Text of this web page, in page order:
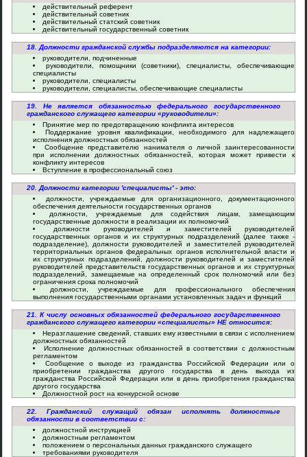
действительный референт
действительный советник
действительный статский советник
действительный государственный советник
18. Должности гражданской службы подразделяются на категории:
руководители, подчиненные
руководители, помощники (советники), специалисты, обеспечивающие
специалисты
руководители, специалисты
руководители, специалисты, обеспечивающие специалисты
19. Не является обязанностью федерального государственного
гражданского служащего категории «руководители»:
Принятие мер по предотвращению конфликта интересов
Поддержание уровня квалификации, необходимого для надлежащего
исполнения должностных обязанностей
Сообщение представителю нанимателя о личной заинтересованности
при исполнении должностных обязанностей, которая может привести к
конфликту интересов
Вступление в профессиональный союз
20. Должности категории 'специалисты' - это:
должности, учреждаемые для организационного, документационного
обеспечения деятельности государственных органов
должности, учреждаемые для содействия лицам, замещающим
государственные должности в реализации их полномочий
должности руководителей и заместителей руководителей
государственных органов и их структурных подразделений (далее также -
подразделение), должности руководителей и заместителей руководителей
территориальных органов федеральных органов исполнительной власти и
их структурных подразделений, должности руководителей и заместителей
руководителей представительств государственных органов и их структурных
подразделений, замещаемые на определенный срок полномочий или без
ограничения срока полномочий
должности, учреждаемые для профессионального обеспечения
выполнения государственными органами установленных задач и функций
21. К числу основных обязанностей федерального государственного
гражданского служащего категории «специалисты» НЕ относится:
Неразглашение сведений, ставших ему известными в связи с исполнением
должностных обязанностей
Исполнение должностных обязанностей в соответствии с должностным
регламентом
Сообщение о выходе из гражданства Российской Федерации или о
приобретении гражданства другого государства в день выхода из
гражданства Российской Федерации или в день приобретения гражданства
другого государства
Должностной рост на конкурсной основе
22. Гражданский служащий обязан исполнять должностные
обязанности в соответствии с:
должностной инструкцией
должностным регламентом
положением о персональных данных гражданского служащего
требованиями руководителя